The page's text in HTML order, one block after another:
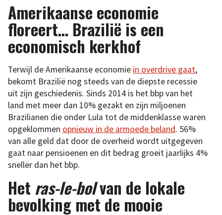
Amerikaanse economie
floreert… Brazilië is een
economisch kerkhof
Terwijl de Amerikaanse economie in overdrive gaat,
bekomt Brazilië nog steeds van de diepste recessie
uit zijn geschiedenis. Sinds 2014 is het bbp van het
land met meer dan 10% gezakt en zijn miljoenen
Brazilianen die onder Lula tot de middenklasse waren
opgeklommen opnieuw in de armoede beland. 56%
van alle geld dat door de overheid wordt uitgegeven
gaat naar pensioenen en dit bedrag groeit jaarlijks 4%
sneller dan het bbp.
Het ras-le-bolvan de lokale
bevolking met de mooie